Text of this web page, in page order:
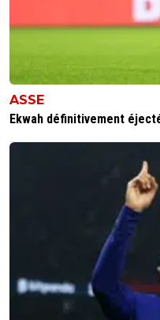
ASSE
Ekwah définitivement